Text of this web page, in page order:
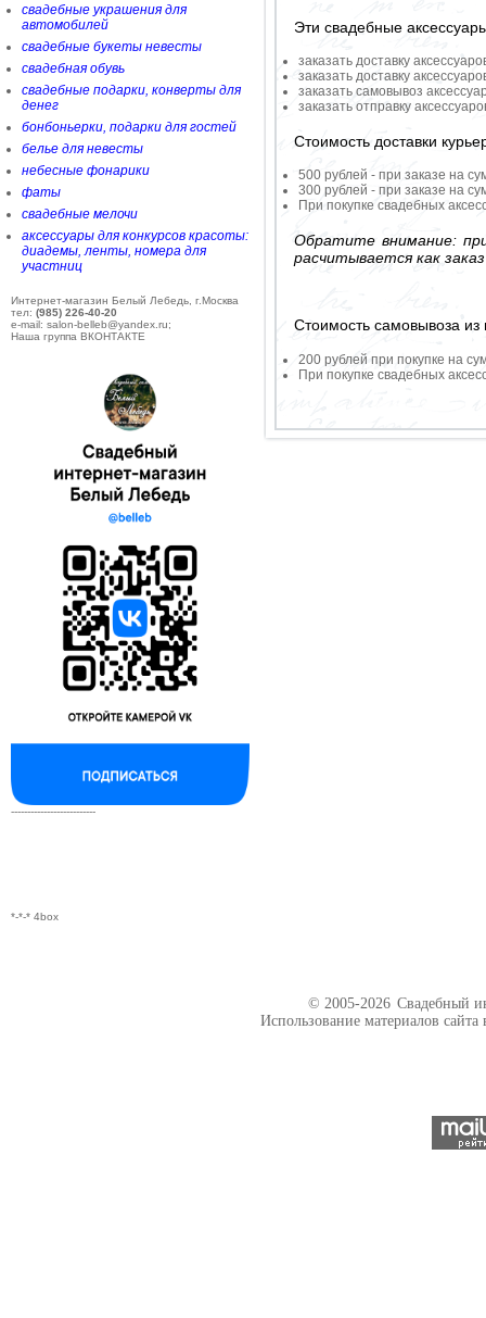
свадебные украшения для
автомобилей
свадебные букеты невесты
свадебная обувь
свадебные подарки, конверты для
денег
бонбоньерки, подарки для гостей
белье для невесты
небесные фонарики
фаты
свадебные мелочи
аксессуары для конкурсов красоты:
диадемы, ленты, номера для
участниц
Интернет-магазин Белый Лебедь, г.Москва
тел: (985) 226-40-20
e-mail: salon-belleb@yandex.ru;
Наша группа ВКОНТАКТЕ
--------------------------
*-*-* 4box
Эти свадебные
заказать доставку
заказать доставку
заказать самовывоз
заказать отправку
Стоимость доставки
500 рублей - при заказе на
300 рублей - при заказе на
При покупке свадебных
Обратите внимание:
расчитывается как
Стоимость самовывоза из
200 рублей при покупке на
При покупке свадебных
© 2005-2026 Свадебный
Использование материалов